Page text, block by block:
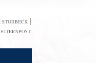
STORBECK
ELTERNPOST,